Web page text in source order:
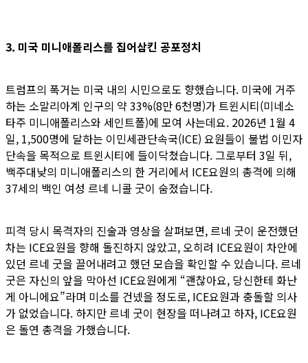
3. 미국 미니애폴리스를 집어삼킨 공포정치
트럼프의 폭거는 미국 내의 시민으로도 향했습니다. 미국에 거주
하는 소말리아계 인구의 약 33%(8만 6천명)가 트윈시티(미네소
타주 미니애폴리스와 세인트폴)에 모여 사는데요. 2026년 1월 4
일, 1,500명에 달하는 이민세관단속국(ICE) 요원들이 불법 이민자
단속을 목적으로 트윈시티에 들이닥쳤습니다. 그로부터 3일 뒤,
백주대낮의 미니애폴리스의 한 거리에서 ICE요원의 총격에 의해
37세의 백인 여성 르네 니콜 굿이 숨졌습니다.
피격 당시 목격자의 진술과 영상을 살펴보면, 르네 굿이 운전했던
차는 ICE요원을 향해 돌진하지 않았고, 오히려 ICE요원이 차안에
있던 르네 굿을 끌어내려고 했던 모습을 확인할 수 있습니다. 르네
굿은 자신의 앞을 막아선 ICE요원에게 “괜찮아요, 당신한테 화난
게 아니에요”라며 미소를 건넸을 정도로, ICE요원과 충돌할 의사
가 없었습니다. 하지만 르네 굿이 현장을 떠나려고 하자, ICE요원
은 돌연 총격을 가했습니다.